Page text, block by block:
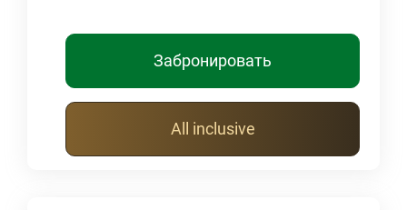
Забронировать
All inclusive